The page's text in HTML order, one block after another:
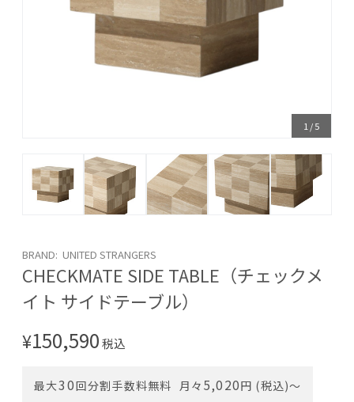
1 /5
BRAND: UNITED STRANGERS
CHECKMATE SIDE TABLE（チェックメ
イト サイドテーブル）
¥150,590税込
最大30回分割手数料無料 月々 5,020円 (税込)〜